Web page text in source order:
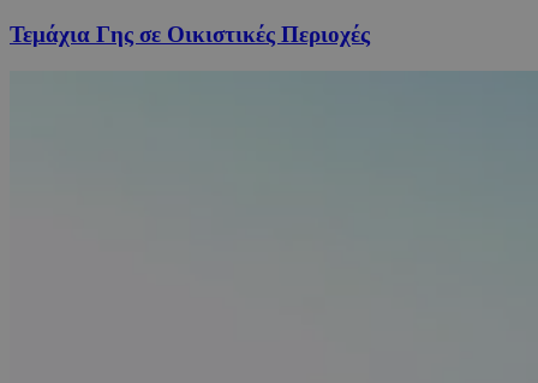
Τεμάχια Γης σε Οικιστικές Περιοχές